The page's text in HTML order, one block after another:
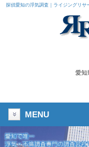
探偵愛知の浮気調査｜ライジングリサ
愛知
探
MENU